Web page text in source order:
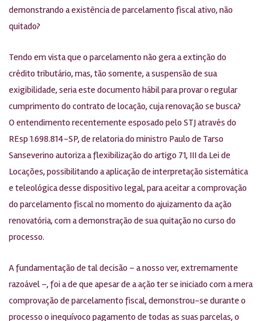
demonstrando a existência de parcelamento fiscal ativo, não
quitado?
Tendo em vista que o parcelamento não gera a extinção do
crédito tributário, mas, tão somente, a suspensão de sua
exigibilidade, seria este documento hábil para provar o regular
cumprimento do contrato de locação, cuja renovação se busca?
O entendimento recentemente esposado pelo STJ através do
REsp 1.698.814-SP, de relatoria do ministro Paulo de Tarso
Sanseverino autoriza a flexibilização do artigo 71, III da Lei de
Locações, possibilitando a aplicação de interpretação sistemática
e teleológica desse dispositivo legal, para aceitar a comprovação
do parcelamento fiscal no momento do ajuizamento da ação
renovatória, com a demonstração de sua quitação no curso do
processo.
A fundamentação de tal decisão – a nosso ver, extremamente
razoável –, foi a de que apesar de a ação ter se iniciado com a mera
comprovação de parcelamento fiscal, demonstrou-se durante o
processo o inequívoco pagamento de todas as suas parcelas, o